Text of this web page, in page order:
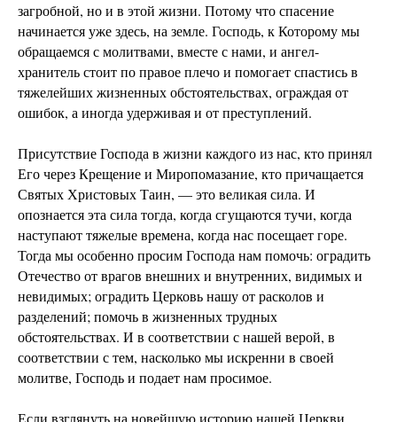
загробной, но и в этой жизни. Потому что спасение
начинается уже здесь, на земле. Господь, к Которому мы
обращаемся с молитвами, вместе с нами, и ангел-
хранитель стоит по правое плечо и помогает спастись в
тяжелейших жизненных обстоятельствах, ограждая от
ошибок, а иногда удерживая и от преступлений.
Присутствие Господа в жизни каждого из нас, кто принял
Его через Крещение и Миропомазание, кто причащается
Святых Христовых Таин, — это великая сила. И
опознается эта сила тогда, когда сгущаются тучи, когда
наступают тяжелые времена, когда нас посещает горе.
Тогда мы особенно просим Господа нам помочь: оградить
Отечество от врагов внешних и внутренних, видимых и
невидимых; оградить Церковь нашу от расколов и
разделений; помочь в жизненных трудных
обстоятельствах. И в соответствии с нашей верой, в
соответствии с тем, насколько мы искренни в своей
молитве, Господь и подает нам просимое.
Если взглянуть на новейшую историю нашей Церкви,